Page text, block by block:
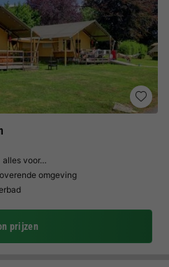
alles voor…
omgeving
prijzen